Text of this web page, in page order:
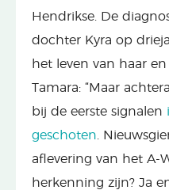
Hendrikse. De
dochter Kyra op
het leven van haar en
Tamara: “Maar
bij de eerste signalen
geschoten .
aflevering van het A-
herkenning zijn? Ja